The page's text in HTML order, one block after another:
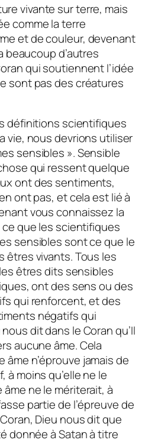
vivante sur terre, mais
comme la terre
et de couleur, devenant
beaucoup d’autres
qui soutiennent l’idée
sont pas des créatures
définitions scientifiques
vie, nous devrions utiliser
sensibles ». Sensible
qui ressent quelque
ont des sentiments,
ont pas, et cela est lié à
vous connaissez la
que les scientifiques
sensibles sont ce que le
êtres vivants. Tous les
êtres dits sensibles
ont des sens ou des
qui renforcent, et des
négatifs qui
dit dans le Coran qu’Il
aucune âme. Cela
âme n’éprouve jamais de
moins qu’elle ne le
ne le mériterait, à
partie de l’épreuve de
Dieu nous dit que
donnée à Satan à titre